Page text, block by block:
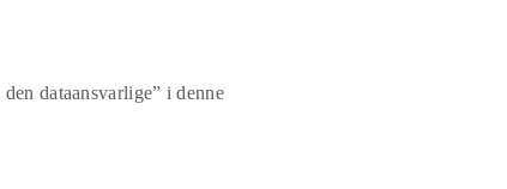
dataansvarlige” i denne